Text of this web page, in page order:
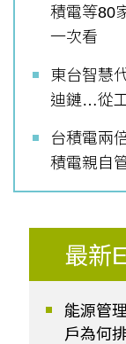
積電等80
一次看
東台智慧
迪鏈…從
台積電兩
積電親自
最新
能源管
戶為何